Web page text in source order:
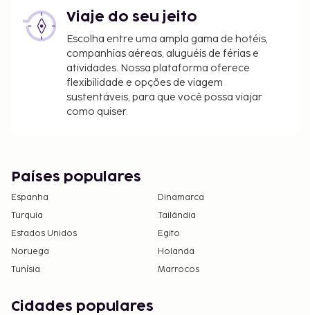
Viaje do seu jeito
Escolha entre uma ampla gama de hotéis,
companhias aéreas, aluguéis de férias e
atividades. Nossa plataforma oferece
flexibilidade e opções de viagem
sustentáveis, para que você possa viajar
como quiser.
Países populares
Espanha
Dinamarca
Turquia
Tailândia
Estados Unidos
Egito
Noruega
Holanda
Tunísia
Marrocos
Cidades populares